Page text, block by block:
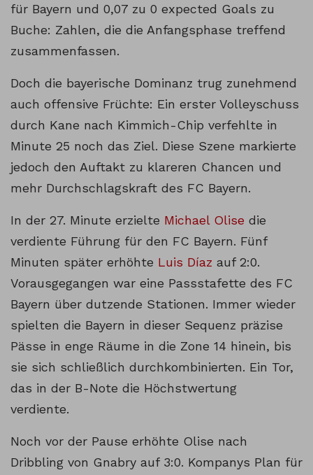
für Bayern und 0,07 zu 0 expected Goals zu
Buche: Zahlen, die die Anfangsphase treffend
zusammenfassen.
Doch die bayerische Dominanz trug zunehmend
auch offensive Früchte: Ein erster Volleyschuss
durch Kane nach Kimmich-Chip verfehlte in
Minute 25 noch das Ziel. Diese Szene markierte
jedoch den Auftakt zu klareren Chancen und
mehr Durchschlagskraft des FC Bayern.
In der 27. Minute erzielte Michael Olise die
verdiente Führung für den FC Bayern. Fünf
Minuten später erhöhte Luis Díaz auf 2:0.
Vorausgegangen war eine Passstafette des FC
Bayern über dutzende Stationen. Immer wieder
spielten die Bayern in dieser Sequenz präzise
Pässe in enge Räume in die Zone 14 hinein, bis
sie sich schließlich durchkombinierten. Ein Tor,
das in der B-Note die Höchstwertung
verdiente.
Noch vor der Pause erhöhte Olise nach
Dribbling von Gnabry auf 3:0. Kompanys Plan für